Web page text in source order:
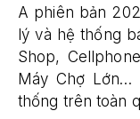
A phiên bản
lý và hệ thống
Shop,
Máy Chợ Lớn…
thống trên toàn